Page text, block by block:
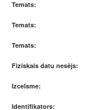
Temats:
Temats:
Temats:
Fiziskais datu nesējs:
Izcelsme:
Identifikators: